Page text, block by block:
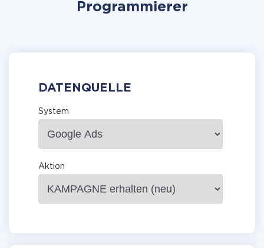
Programmierer
DATENQUELLE
System
Aktion